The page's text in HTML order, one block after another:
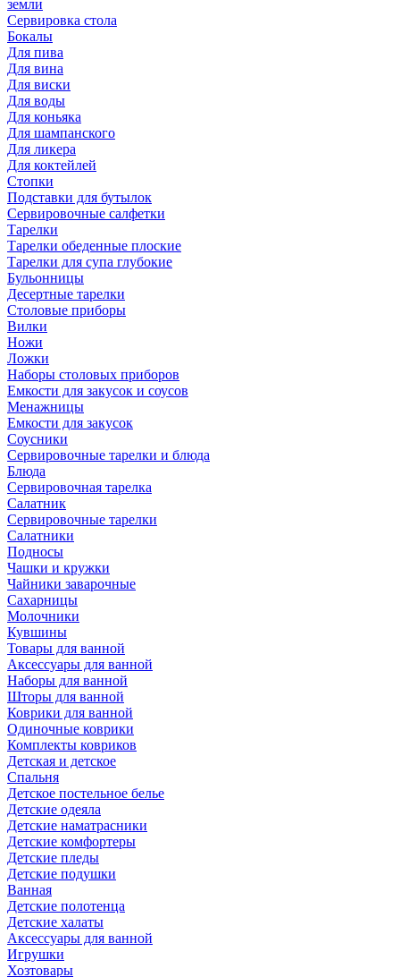
земли
Сервировка стола
Бокалы
Для пива
Для вина
Для виски
Для воды
Для коньяка
Для шампанского
Для ликера
Для коктейлей
Стопки
Подставки для бутылок
Сервировочные салфетки
Тарелки
Тарелки обеденные плоские
Тарелки для супа глубокие
Бульонницы
Десертные тарелки
Столовые приборы
Вилки
Ножи
Ложки
Наборы столовых приборов
Емкости для закусок и соусов
Менажницы
Емкости для закусок
Соусники
Сервировочные тарелки и блюда
Блюда
Сервировочная тарелка
Салатник
Сервировочные тарелки
Салатники
Подносы
Чашки и кружки
Чайники заварочные
Сахарницы
Молочники
Кувшины
Товары для ванной
Аксессуары для ванной
Наборы для ванной
Шторы для ванной
Коврики для ванной
Одиночные коврики
Комплекты ковриков
Детская и детское
Спальня
Детское постельное белье
Детские одеяла
Детские наматрасники
Детские комфортеры
Детские пледы
Детские подушки
Ванная
Детские полотенца
Детские халаты
Аксессуары для ванной
Игрушки
Хозтовары